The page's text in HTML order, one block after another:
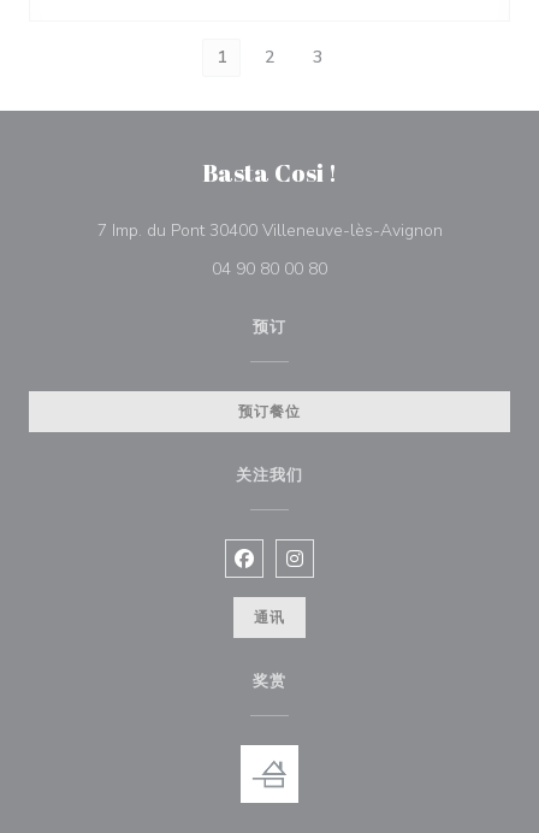
1 2 3
Basta Cosi !
7 Imp. du Pont 30400 Villeneuve-lès-Avignon((在新窗口中
04 90 80 00 80
预订
预订餐位
关注我们
Facebook ((在新窗口中打开))
Instagram ((在新窗口中打开))
通讯
奖赏